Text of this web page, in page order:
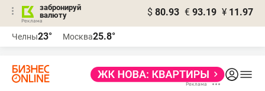
забронируй
валюту
$ 80.93 € 93.19 ¥ 11.97
Челны23° Москва25.8°